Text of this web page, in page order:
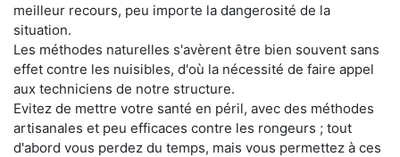
meilleur recours, peu importe la dangerosité de la
situation.
Les méthodes naturelles s'avèrent être bien souvent sans
effet contre les nuisibles, d'où la nécessité de faire appel
aux techniciens de notre structure.
Evitez de mettre votre santé en péril, avec des méthodes
artisanales et peu efficaces contre les rongeurs ; tout
d'abord vous perdez du temps, mais vous permettez à ces